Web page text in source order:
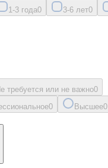
1-3 года0 3-6 лет0
требуется или не важно0
0 Высшее0